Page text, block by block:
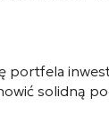
solidną